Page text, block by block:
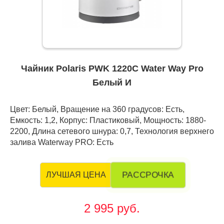
Чайник Polaris PWK 1220C Water Way Pro
Белый И
Цвет: Белый, Вращение на 360 градусов: Есть,
Емкость: 1,2, Корпус: Пластиковый, Мощность: 1880-
2200, Длина сетевого шнура: 0,7, Технология верхнего
залива Waterway PRO: Есть
ЛУЧШАЯ ЦЕНА РАССРОЧКА
2 995 руб.